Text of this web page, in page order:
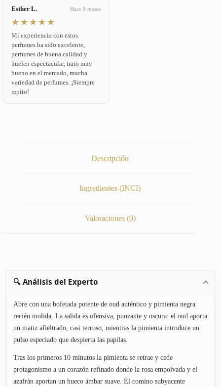
Esther L. Hace 8 meses
★★★★★
Mi experiencia con estos
perfumes ha sido excelente,
perfumes de buena calidad y
huelen espectacular, trato muy
bueno en el mercado, mucha
variedad de perfumes. ¡Siempre
repito!
Descripción
Ingredientes (INCI)
Valoraciones (0)
🔍 Análisis del Experto
Abre con una bofetada potente de oud auténtico y pimienta negra
recién molida. La salida es ofensiva, punzante y oscura: el oud aporta
un matiz afieltrado, casi terroso, mientras la pimienta introduce un
pulso especiado que despierta las papilas.
Tras los primeros 10 minutos la pimienta se retrae y cede
protagonismo a un corazón refinado donde la rosa empolvada y el
azafrán aportan un hueco ámbar suave. El comino subyacente